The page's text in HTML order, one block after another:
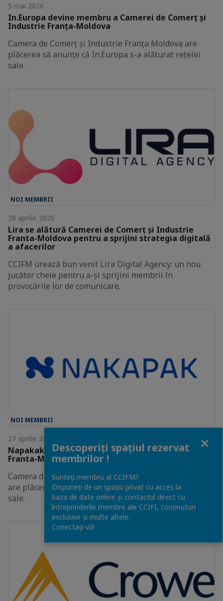
5 mai 2026
In.Europa devine membru a Camerei de Comerț și
Industrie Franța-Moldova
Camera de Comerț și Industrie Franța Moldova are
plăcerea să anunțe că In.Europa s-a alăturat rețelei
sale.
NOI MEMBRII
28 aprilie 2026
Lira se alătură Camerei de Comerț și Industrie
Franta-Moldova pentru a sprijini strategia digitală
a afacerilor
CCIFM urează bun venit Lira Digital Agency: un nou
jucător cheie pentru a-și sprijini membrii în
provocările lor de comunicare.
NOI MEMBRII
27 aprilie 2026
Napakak se alătură Camerei de Comerț și Industrie
Franta-Moldova
Camera de Comerț și Industrie Franta-Moldova (CCIFM)
are plăcerea să anunțe că Napakak s-a alăturat rețelei
sale.
Descoperiți spațiul rezervat
membrilor !
Sunteți membru al CCIFM?
Dispuneți de un spațiu privat cu acces la
baza de date online și contactul direct cu
întreprinderile membre ale CCIFI, conținuturi
exclusive și multe altele.
Conectați-vă!